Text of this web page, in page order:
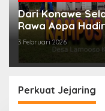
Dari Konawe
Rawa Aopa
Internasional
3 Februari 2026
Perkuat Jejaring